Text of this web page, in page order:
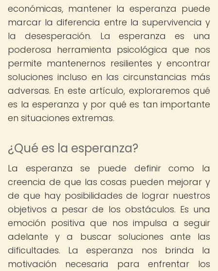
económicas, mantener la esperanza puede
marcar la diferencia entre la supervivencia y
la desesperación. La esperanza es una
poderosa herramienta psicológica que nos
permite mantenernos resilientes y encontrar
soluciones incluso en las circunstancias más
adversas. En este artículo, exploraremos qué
es la esperanza y por qué es tan importante
en situaciones extremas.
¿Qué es la esperanza?
La esperanza se puede definir como la
creencia de que las cosas pueden mejorar y
de que hay posibilidades de lograr nuestros
objetivos a pesar de los obstáculos. Es una
emoción positiva que nos impulsa a seguir
adelante y a buscar soluciones ante las
dificultades. La esperanza nos brinda la
motivación necesaria para enfrentar los